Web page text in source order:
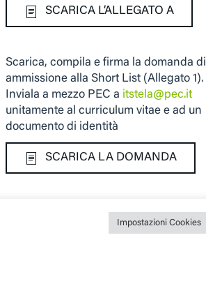
SCARICA L’ALLEGATO A
Scarica, compila e firma la domanda di
ammissione alla Short List (Allegato 1).
Inviala a mezzo PEC a itstela@pec.it
unitamente al curriculum vitae e ad un
documento di identità
SCARICA LA DOMANDA
Impostazioni Cookies